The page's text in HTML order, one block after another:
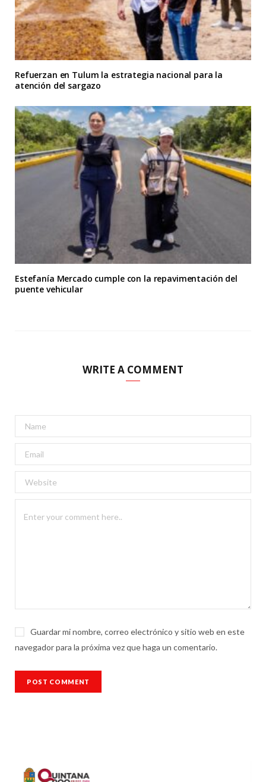
Refuerzan en Tulum la estrategia nacional para la
atención del sargazo
Estefanía Mercado cumple con la repavimentación del
puente vehicular
WRITE A COMMENT
Guardar mi nombre, correo electrónico y sitio web en este
navegador para la próxima vez que haga un comentario.